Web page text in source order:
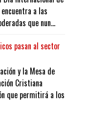
a las
que nun...
pasan al sector
y la Mesa de
Cristiana
que permitirá a los